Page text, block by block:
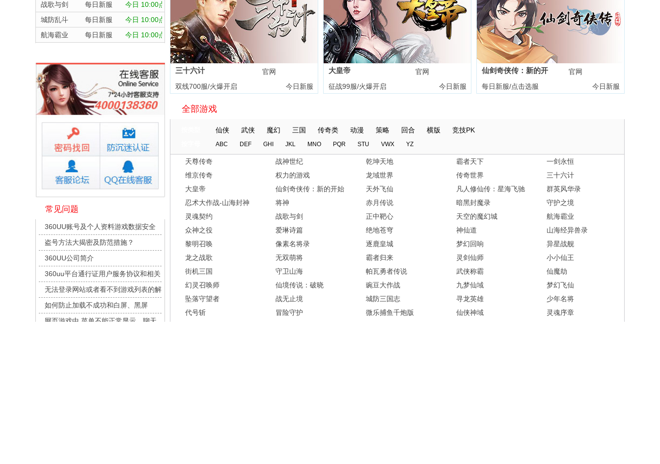
战歌与剑
每日新服
今日 10:00点
城防乱斗
每日新服
今日 10:00点
航海霸业
每日新服
今日 10:00点
深渊契约
每日新服
今日 10:00点
坠落守望者
今日 10:00点
正中靶心
每日新服
今日 10:00点
神兵奇迹
每日新服
今日 10:00点
微乐捕鱼千炮版
今日 10:00点
帕瓦勇者传说
今日 10:00点
群英风华录
每日新服
今日 10:00点
小小仙王
今日 10:00点
少年名将
每日新服
今日 10:00点
城防三国志
每日新服
今日 10:00点
九梦仙域
每日新服
今日 10:00点
豌豆大作战
每日新服
灵魂序章
每日新服
今日 10:00点
冒险守护
每日新服
今日 10:00点
绝地苍穹
每日新服
今日 10:00点
代号斩
每日新服
今日 10:00点
常见问题
360UU账号及个人资料游戏数据安全
盗号方法大揭密及防范措施？
360UU公司简介
360uu平台通行证用户服务协议和相关
的条款和条件
无法登录网站或者看不到游戏列表的解
决方法
如何防止加载不成功和白屏、黑屏
网页游戏中,菜单不能正常显示，聊天
三十六计 官网
今日新服
双线700服/火爆开启
大皇帝 官网
今日新服
征战99服/火爆开启
仙剑奇侠传：新的开
始
官网
今日新服
每日新服/点击选服
全部游戏
仙侠 武侠 魔幻 三国 传奇类 动漫 策略 回合 横版 竞技PK
ABC DEF GHI JKL MNO PQR STU VWX YZ
天尊传奇 战神世纪 乾坤天地 霸者天下
一剑永恒
维京传奇
权力的游戏 龙域世界 传奇世界
三十六计
大皇帝
仙剑奇侠传：新的开始 天外飞仙 凡人修仙传：星海飞驰
群英风华录
忍术大作战-山海封神
将神 赤月传说 暗黑封魔录
守护之境
灵魂契约
战歌与剑 正中靶心 天空的魔幻城
航海霸业
众神之役
爱琳诗篇 绝地苍穹 神仙道
山海经异兽录
黎明召唤
像素名将录 逐鹿皇城 梦幻回响
异星战舰
龙之战歌
无双萌将 霸者归来 灵剑仙师
小小仙王
街机三国
守卫山海 帕瓦勇者传说 武侠称霸
仙魔劫
幻灵召唤师
仙境传说：破晓 豌豆大作战 九梦仙域
梦幻飞仙
坠落守望者
战无止境 城防三国志 寻龙英雄
少年名将
代号斩
冒险守护 微乐捕鱼千炮版 仙侠神域
灵魂序章